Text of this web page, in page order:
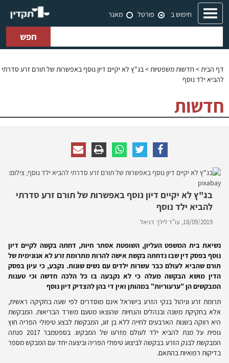
Toggle
navigation
חיפוש ב פורטל מאגר
חפש
דף הבית> חדשות משפטיות> בג"ץ לא יקיים דיון נוסף באפשרות של תורם זרע סדרתי
להביא ילד נוסף
חדשות
בג"ץ לא יקיים דיון נוסף באפשרות של תורם זרע סדרתי
להביא ילד נוסף
18/09/2019, עו"ד לילך דניאל
נשיאת בית המשפט העליון, השופטת אסתר חיות, דחתה בקשה לקיים דיון
נוסף בפסק דין שבו נדחתה בקשת אישה להרות מתרומת זרע לא אנונימית של
תורם שהביא לעולם כבר עשרות ילדים עם נשים שונות. נקבע, כי עיון בפסק
הדין מושא הבקשה מעלה כי לא נקבעה בו כל הלכה חדשה וכי טענות
המבקשים הן "ערעוריות" במהותן ואין די בהן להצדיק דיון נוסף
תרומת זרע וניהול בנקי הזרע בישראל אינם מוסדרים לפי שעה בחקיקה ראשית,
אלא בחקיקת משנה ובנהלים והנחיות שהוצאו מטעם משרד הבריאות. המבקשת
היא רווקה בשנות הארבעים לחייה ללא בן זוג, המבקשת לבצע טיפולי הפריה חוץ
גופית על מנת להביא ילד לעולם מזרעו של המבקש. בספטמבר 2017 פנתה
המבקשת לבנק הזרע בבקשה לביצוע טיפולי הפריה וביצעה יחד עם המבקש מספר
בדיקות רפואיות בהתאם.